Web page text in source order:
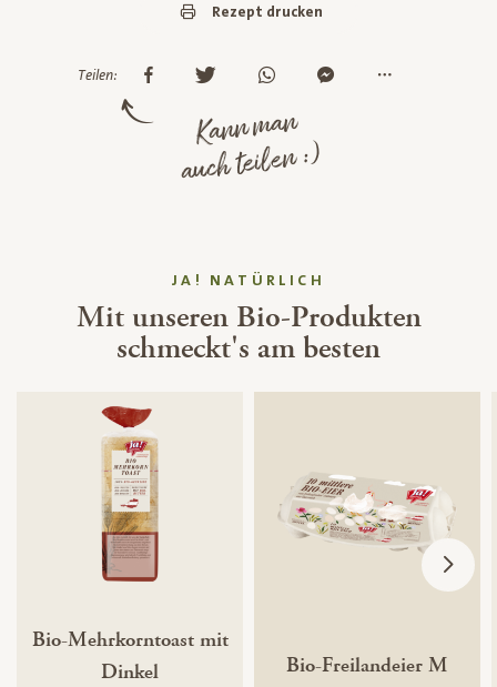
Rezept drucken
Teilen:
Kann man
auch teilen :)
JA! NATÜRLICH
Mit unseren Bio-Produkten
schmeckt's am besten
Bio-Mehrkorntoast mit
Dinkel
Bio-Freilandeier M